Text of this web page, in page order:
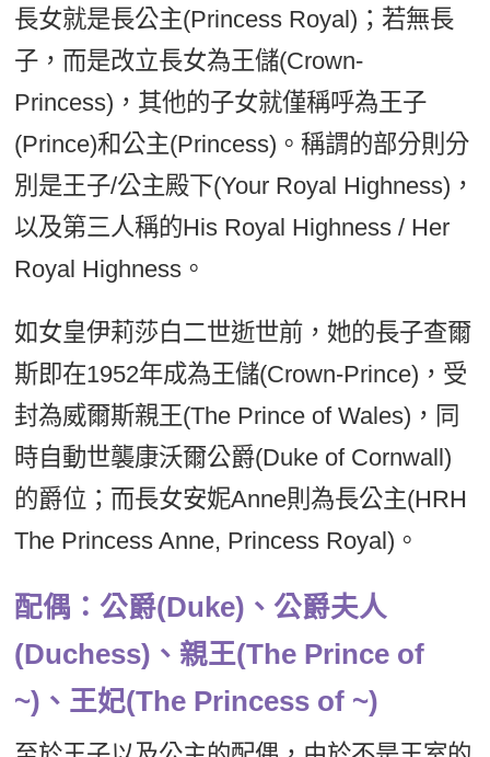
長女就是長公主(Princess Royal)；若無長
子，而是改立長女為王儲(Crown-
Princess)，其他的子女就僅稱呼為王子
(Prince)和公主(Princess)。稱謂的部分則分
別是王子/公主殿下(Your Royal Highness)，
以及第三人稱的His Royal Highness / Her
Royal Highness。
如女皇伊莉莎白二世逝世前，她的長子查爾
斯即在1952年成為王儲(Crown-Prince)，受
封為威爾斯親王(The Prince of Wales)，同
時自動世襲康沃爾公爵(Duke of Cornwall)
的爵位；而長女安妮Anne則為長公主(HRH
The Princess Anne, Princess Royal)。
配偶：公爵(Duke)、公爵夫人
(Duchess)、親王(The Prince of
~)、王妃(The Princess of ~)